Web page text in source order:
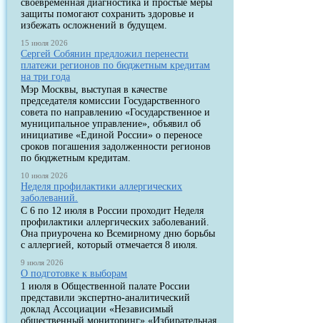
своевременная диагностика и простые меры
защиты помогают сохранить здоровье и
избежать осложнений в будущем.
15 июля 2026
Сергей Собянин предложил перенести
платежи регионов по бюджетным кредитам
на три года
Мэр Москвы, выступая в качестве
председателя комиссии Государственного
совета по направлению «Государственное и
муниципальное управление», объявил об
инициативе «Единой России» о переносе
сроков погашения задолженности регионов
по бюджетным кредитам.
10 июля 2026
Неделя профилактики аллергических
заболеваний.
С 6 по 12 июля в России проходит Неделя
профилактики аллергических заболеваний.
Она приурочена ко Всемирному дню борьбы
с аллергией, который отмечается 8 июля.
9 июля 2026
О подготовке к выборам
1 июля в Общественной палате России
представили экспертно-аналитический
доклад Ассоциации «Независимый
общественный мониторинг» «Избирательная